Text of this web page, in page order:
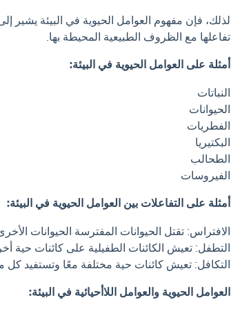
لذلك، فإن مفهوم العوامل الحيوية في البيئة يشير
تفاعلها مع الظروف الطبيعية المحيطة بها.
أمثلة على العوامل الحيوية في البيئة:
النباتات
الحيوانات
الفطريات
البكتيريا
الطحالب
الفيروسات
أمثلة على التفاعلات بين العوامل الحيوية في البيئة:
الافتراس: تقتل الحيوانات المفترسة الحيوانات
التطفل: تعيش الكائنات الطفيلية على كائنات حية
التكافل: تعيش كائنات حية مختلفة معًا وتستفيد كل
العوامل الحيوية والعوامل اللاأحيائية في البيئة: